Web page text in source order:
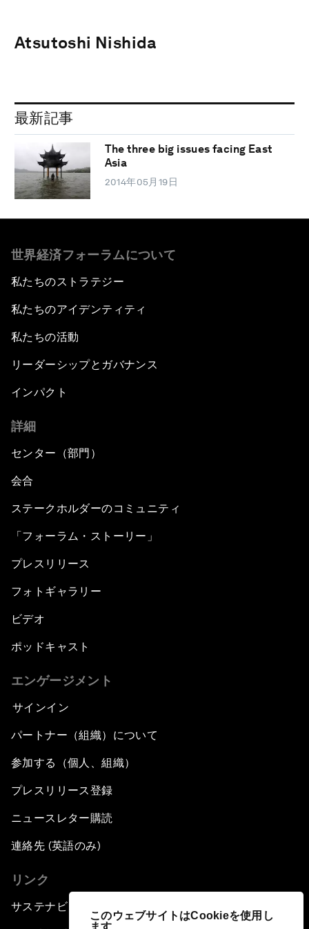
このウェブサイトはCookieを使用し
ます
Atsutoshi Nishida
最新記事
The three big issues facing East
Asia
2014年05月19日
世界経済フォーラムについて
私たちのストラテジー
私たちのアイデンティティ
私たちの活動
リーダーシップとガバナンス
インパクト
詳細
センター（部門）
会合
ステークホルダーのコミュニティ
「フォーラム・ストーリー」
プレスリリース
フォトギャラリー
ビデオ
ポッドキャスト
エンゲージメント
サインイン
パートナー（組織）について
参加する（個人、組織）
プレスリリース登録
ニュースレター購読
連絡先 (英語のみ)
リンク
サステナビリティへの取り組み